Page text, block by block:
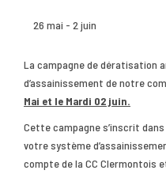
26 mai - 2 juin
La campagne de dératisation
d’assainissement de notre
Mai et le Mardi 02 juin.
Cette campagne s’inscrit
votre système
compte de la CC Clermontois